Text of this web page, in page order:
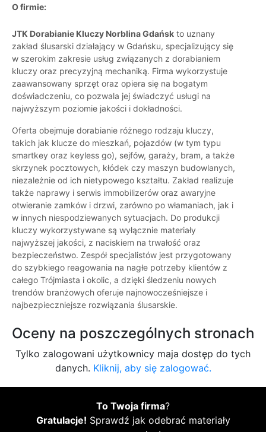
O firmie:
JTK Dorabianie Kluczy Norblina Gdańsk to uznany
zakład ślusarski działający w Gdańsku, specjalizujący się
w szerokim zakresie usług związanych z dorabianiem
kluczy oraz precyzyjną mechaniką. Firma wykorzystuje
zaawansowany sprzęt oraz opiera się na bogatym
doświadczeniu, co pozwala jej świadczyć usługi na
najwyższym poziomie jakości i dokładności.
Oferta obejmuje dorabianie różnego rodzaju kluczy,
takich jak klucze do mieszkań, pojazdów (w tym typu
smartkey oraz keyless go), sejfów, garaży, bram, a także
skrzynek pocztowych, kłódek czy maszyn budowlanych,
niezależnie od ich nietypowego kształtu. Zakład realizuje
także naprawy i serwis immobilizerów oraz awaryjne
otwieranie zamków i drzwi, zarówno po włamaniach, jak i
w innych niespodziewanych sytuacjach. Do produkcji
kluczy wykorzystywane są wyłącznie materiały
najwyższej jakości, z naciskiem na trwałość oraz
bezpieczeństwo. Zespół specjalistów jest przygotowany
do szybkiego reagowania na nagłe potrzeby klientów z
całego Trójmiasta i okolic, a dzięki śledzeniu nowych
trendów branżowych oferuje najnowocześniejsze i
najbezpieczniejsze rozwiązania ślusarskie.
Oceny na poszczególnych stronach
Tylko zalogowani użytkownicy maja dostęp do tych
danych. Kliknij, aby się zalogować.
To Twoja firma?
Gratulacje! Sprawdź jak odebrać materiały